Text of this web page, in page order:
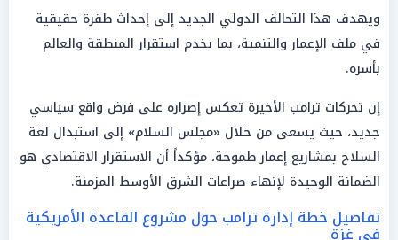
ويهدف هذا التحالف الدولي الجديد إلى إحداث طفرة حقيقية
في ملف الإعمار والتنمية، بما يخدم استقرار المنطقة والعالم
بأسره.
إن تحركات ترامب الأخيرة تعكس إصراره على فرض واقع سياسي
جديد، حيث يسعى من خلال «مجلس السلام» إلى استبدال لغة
السلاح بمشاريع إعمار طموحة، مؤكداً أن الاستقرار الاقتصادي هو
الضمانة الوحيدة لإنهاء صراعات الشرق الأوسط المزمنة.
تفاصيل خطة إدارة ترامب حول مشروع القاعدة الأمريكية
في غزة